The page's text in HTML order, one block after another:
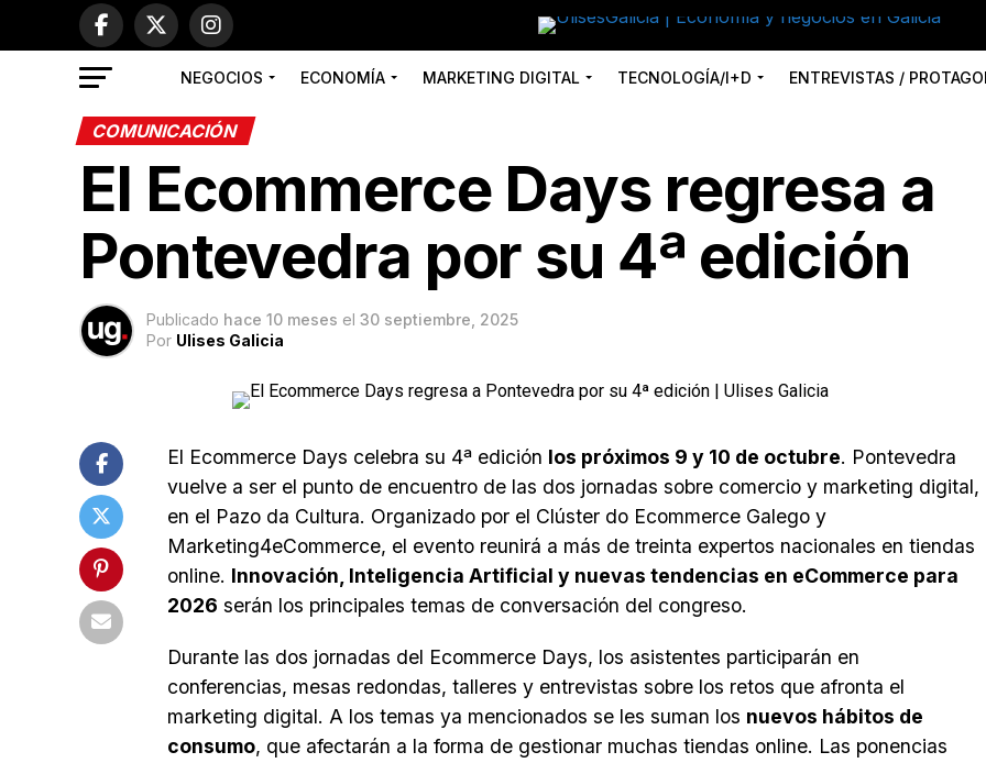
NEGOCIOS ECONOMÍA MARKETING DIGITAL TECNOLOGÍA/I+D ENTREVISTAS /
COMUNICACIÓN
El Ecommerce Days regresa a
Pontevedra por su 4ª edición
Publicado hace 10 meses el 30 septiembre, 2025
Por Ulises Galicia
El Ecommerce Days celebra su 4ª edición los próximos 9 y 10 de octubre. Pontevedra
vuelve a ser el punto de encuentro de las dos jornadas sobre comercio y marketing digital,
en el Pazo da Cultura. Organizado por el Clúster do Ecommerce Galego y
Marketing4eCommerce, el evento reunirá a más de treinta expertos nacionales en tiendas
online. Innovación, Inteligencia Artificial y nuevas tendencias en eCommerce para
2026 serán los principales temas de conversación del congreso.
Durante las dos jornadas del Ecommerce Days, los asistentes participarán en
conferencias, mesas redondas, talleres y entrevistas sobre los retos que afronta el
marketing digital. A los temas ya mencionados se les suman los nuevos hábitos de
consumo, que afectarán a la forma de gestionar muchas tiendas online. Las ponencias